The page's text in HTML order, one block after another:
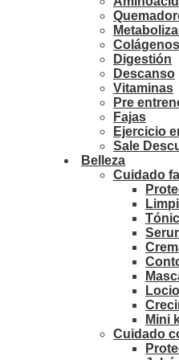
Colágenos
Digestión
Descanso
Vitaminas
Pre
Fajas
Ejercicio
Sale
Belleza
Cuidado
Mini
Cuidado